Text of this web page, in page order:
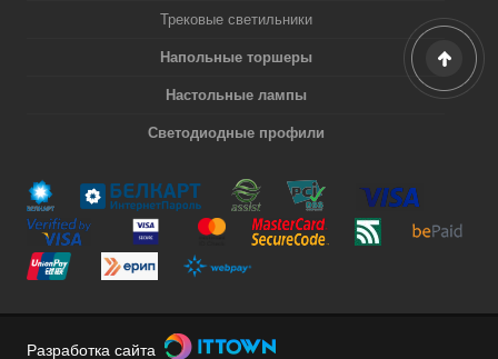
Трековые светильники
Напольные торшеры
Настольные лампы
Светодиодные профили
Разработка сайта